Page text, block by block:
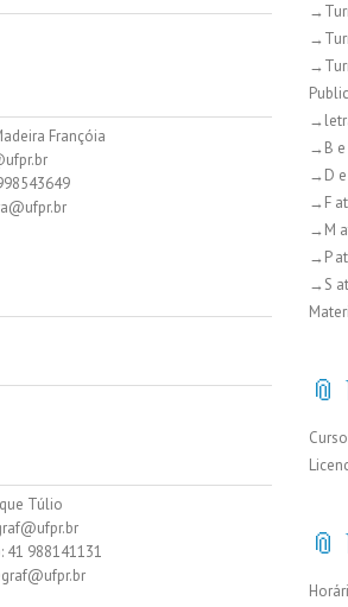
Françóia
Túlio
41 988141131
→B e
→D e
→F
→M
→P
→S
📎